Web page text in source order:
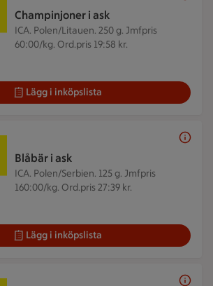
Champinjoner i ask
ICA. Polen/Litauen. 250 g. Jmfpris
60:00/kg. Ord.pris 19:58 kr.
Lägg i inköpslista
Blåbär i ask
ICA. Polen/Serbien. 125 g. Jmfpris
160:00/kg. Ord.pris 27:39 kr.
Lägg i inköpslista